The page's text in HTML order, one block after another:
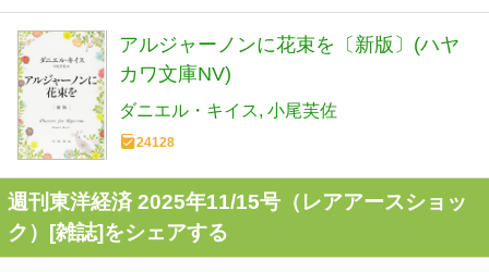
アルジャーノンに花束を〔新版〕(ハヤ
カワ文庫NV)
ダニエル・キイス 小尾芙佐
24128
週刊東洋経済 2025年11/15号（レアアースショッ
ク）[雑誌]をシェアする